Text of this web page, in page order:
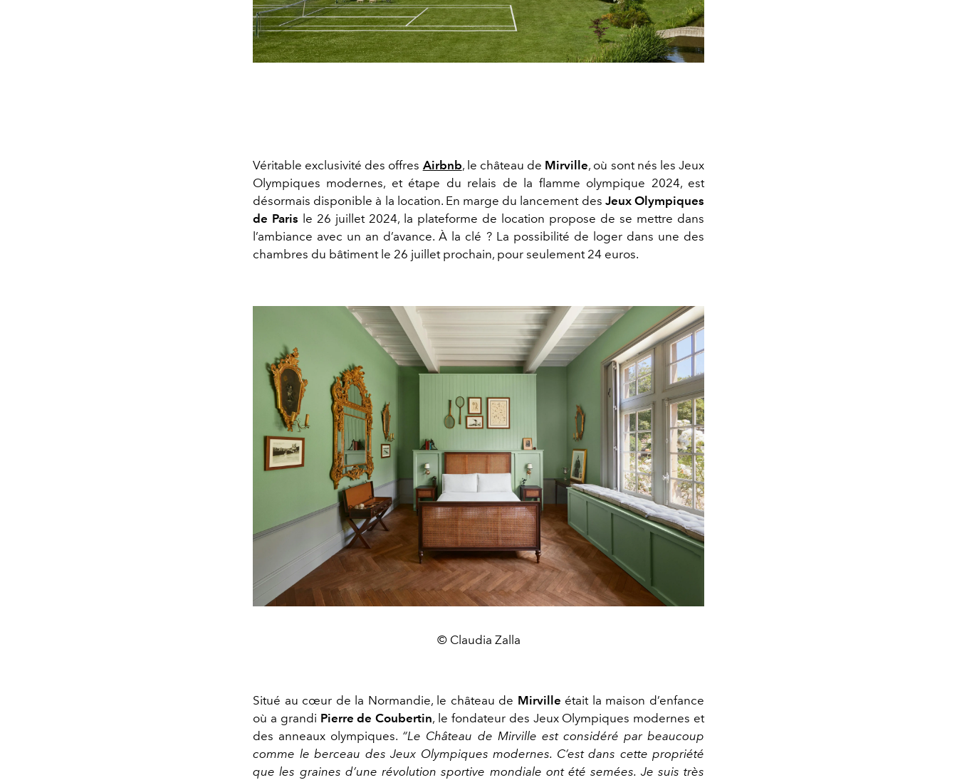
Véritable exclusivité des offres Airbnb, le château de Mirville, où sont nés les Jeux
Olympiques modernes, et étape du relais de la flamme olympique 2024, est
désormais disponible à la location. En marge du lancement des Jeux Olympiques
de Paris le 26 juillet 2024, la plateforme de location propose de se mettre dans
l’ambiance avec un an d’avance. À la clé ? La possibilité de loger dans une des
chambres du bâtiment le 26 juillet prochain, pour seulement 24 euros.
© Claudia Zalla
Situé au cœur de la Normandie, le château de Mirville était la maison d’enfance
où a grandi Pierre de Coubertin, le fondateur des Jeux Olympiques modernes et
des anneaux olympiques. “Le Château de Mirville est considéré par beaucoup
comme le berceau des Jeux Olympiques modernes. C’est dans cette propriété
que les graines d’une révolution sportive mondiale ont été semées. Je suis très